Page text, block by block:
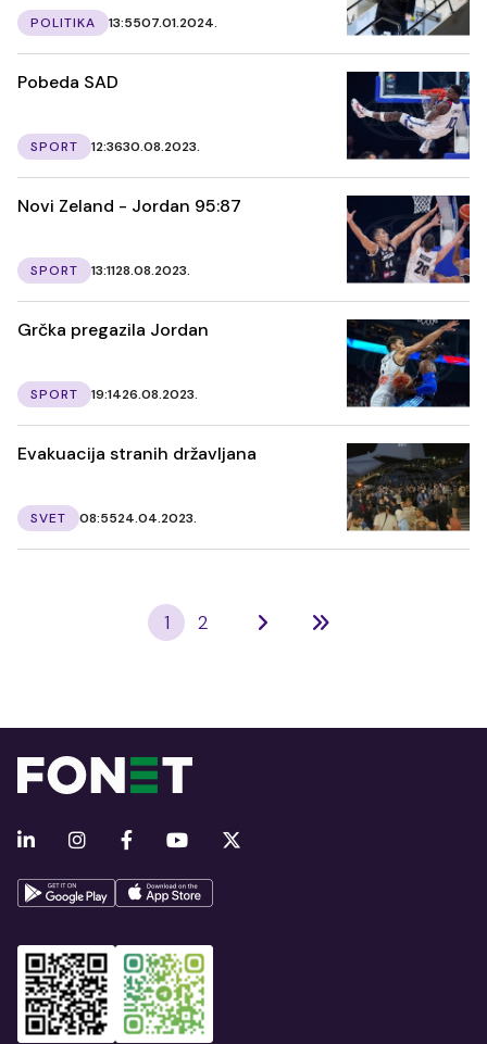
POLITIKA 13:5507.01.2024.
Pobeda SAD
SPORT 12:3630.08.2023.
Novi Zeland - Jordan 95:87
SPORT 13:1128.08.2023.
Grčka pregazila Jordan
SPORT 19:1426.08.2023.
Evakuacija stranih državljana
SVET 08:5524.04.2023.
1 2